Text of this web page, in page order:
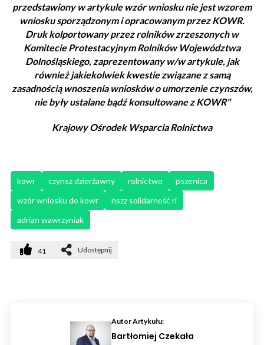
przedstawiony w artykule wzór wniosku nie jest wzorem
wniosku sporządzonym i opracowanym przez KOWR.
Druk kolportowany przez rolników zrzeszonych w
Komitecie Protestacyjnym Rolników Województwa
Dolnośląskiego, zaprezentowany w/w artykule, jak
również jakiekolwiek kwestie związane z samą
zasadnością wnoszenia wniosków o umorzenie czynszów,
nie były ustalane bądź konsultowane z KOWR"
Krajowy Ośrodek Wsparcia Rolnictwa
kowr czynsz dzierżawny rolnictwo
pszenica
wzór wniosku do kowr
nszz solidarność ri
adrian wawrzyniak
41 Udostępnij
Autor Artykułu:
Bartłomiej Czekała